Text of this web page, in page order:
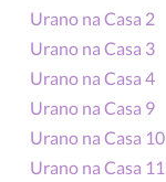
Urano na Casa 2
Urano na Casa 3
Urano na Casa 4
Urano na Casa 9
Urano na Casa 10
Urano na Casa 11